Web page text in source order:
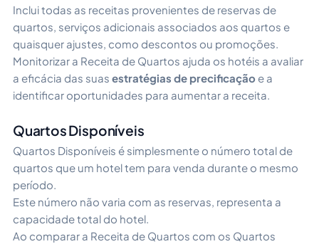
Inclui todas as receitas provenientes de reservas de
quartos, serviços adicionais associados aos quartos e
quaisquer ajustes, como descontos ou promoções.
Monitorizar a Receita de Quartos ajuda os hotéis a avaliar
a eficácia das suas estratégias de precificação e a
identificar oportunidades para aumentar a receita.
Quartos Disponíveis
Quartos Disponíveis é simplesmente o número total de
quartos que um hotel tem para venda durante o mesmo
período.
Este número não varia com as reservas, representa a
capacidade total do hotel.
Ao comparar a Receita de Quartos com os Quartos